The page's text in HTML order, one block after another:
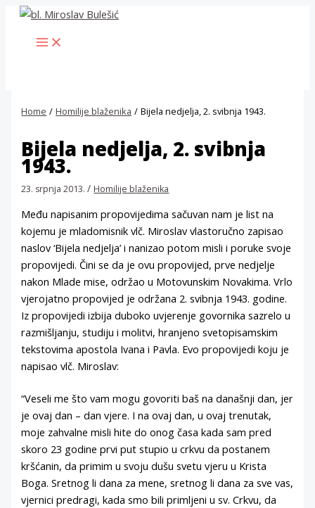
Skip
content
MAIN
MENU
Home Homilije blaženika Bijela nedjelja, 2. svibnja 1943.
Bijela nedjelja, 2. svibnja
1943.
23. srpnja 2013./ Homilije blaženika
Među napisanim propovijedima sačuvan nam je list na
kojemu je mladomisnik vlč. Miroslav vlastoručno zapisao
naslov ‘Bijela nedjelja’ i nanizao potom misli i poruke svoje
propovijedi. Čini se da je ovu propovijed, prve nedjelje
nakon Mlade mise, održao u Motovunskim Novakima. Vrlo
vjerojatno propovijed je održana 2. svibnja 1943. godine.
Iz propovijedi izbija duboko uvjerenje govornika sazrelo u
razmišljanju, studiju i molitvi, hranjeno svetopisamskim
tekstovima apostola Ivana i Pavla. Evo propovijedi koju je
napisao vlč. Miroslav:
“Veseli me što vam mogu govoriti baš na današnji dan, jer
je ovaj dan – dan vjere. I na ovaj dan, u ovaj trenutak,
moje zahvalne misli hite do onog časa kada sam pred
skoro 23 godine prvi put stupio u crkvu da postanem
kršćanin, da primim u svoju dušu svetu vjeru u Krista
Boga. Sretnog li dana za mene, sretnog li dana za sve vas,
vjernici predragi, kada smo bili primljeni u sv. Crkvu, da